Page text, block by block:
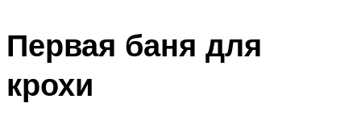
Первая баня для
крохи